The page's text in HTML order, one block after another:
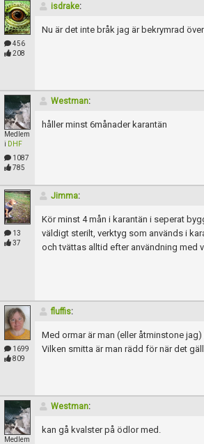
456
208
isdrake:
Nu är det inte bråk jag är bekrymrad
Medlem
i DHF
1087
785
Westman:
håller minst 6månader karantän
13
37
Jimma:
Kör minst 4 mån i karantän i seperat
väldigt sterilt, verktyg som används i
och tvättas alltid efter användning med
1699
809
fluffis:
Med ormar är man (eller åtminstone
Vilken smitta är man rädd för när det
Medlem
Westman:
kan gå kvalster på ödlor med.